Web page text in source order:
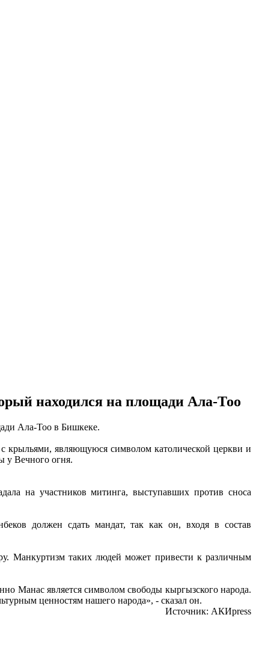
находился на площади Ала-Тоо
Ала-Тоо в Бишкеке.
являющуюся символом католической церкви и
у Вечного огня.
на участников митинга, выступавших против сноса
должен сдать мандат, так как он, входя в состав
Манкуртизм таких людей может привести к различным
Манас является символом свободы кыргызского народа.
ценностям нашего народа», - сказал он.
Источник: АКИpress